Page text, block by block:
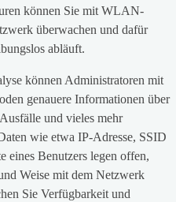
können Sie mit WLAN-
überwachen und dafür
abläuft.
können Administratoren mit
genauere Informationen über
und vieles mehr
wie etwa IP-Adresse, SSID
eines Benutzers legen offen,
Weise mit dem Netzwerk
Sie Verfügbarkeit und